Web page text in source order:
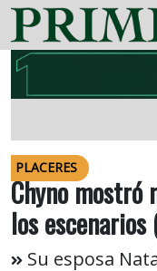
PLACERES
Chyno mostró
los escenarios
Su esposa